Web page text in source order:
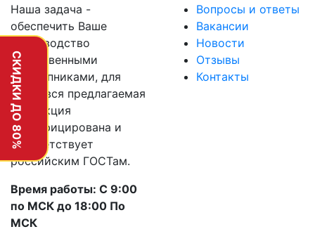
СКИДКИ ДО 80%
Наша задача -
обеспечить Ваше
производство
качественными
подшипниками, для
этого вся предлагаемая
продукция
сертифицирована и
соответствует
российским ГОСТам.
Время работы: С 9:00
по МСК до 18:00 По
МСК
Вопросы и ответы
Вакансии
Новости
Отзывы
Контакты